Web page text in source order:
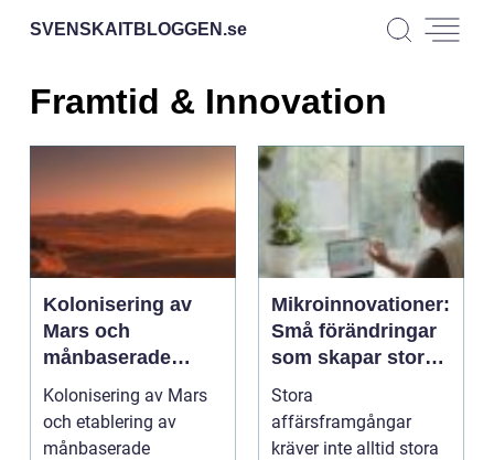
SVENSKAITBLOGGEN.se
Framtid & Innovation
Kolonisering av
Mars och
månbaserade
samhällen –
tekniken som gör
det möjligt
Kolonisering av Mars
och etablering av
månbaserade
Mikroinnovationer:
Små förändringar
som skapar stora
affärsframgångar
Stora
affärsframgångar
kräver inte alltid stora